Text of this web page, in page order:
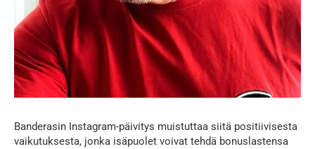
Banderasin Instagram-päivitys muistuttaa siitä positiivisesta
vaikutuksesta, jonka isäpuolet voivat tehdä bonuslastensa